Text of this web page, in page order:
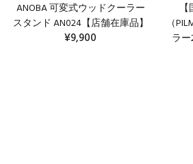
ANOBA 可変式ウッドクーラー
スタンド AN024【店舗在庫品】
¥9,900
（
ラ